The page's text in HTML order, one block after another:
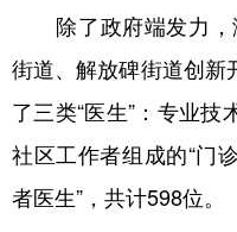
除了政府端发力，
街道、解放碑街道创新
了三类“医生”：专业技
社区工作者组成的“门
者医生”，共计598位。